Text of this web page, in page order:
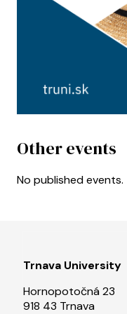
Other events
No published events.
Trnava University
Hornopotočná 23
918 43 Trnava